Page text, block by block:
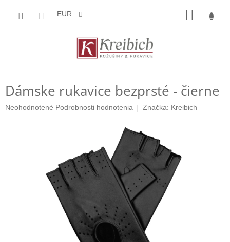
EUR
Dámske rukavice bezprsté - čierne
Priemerné
Neohodnotené Podrobnosti hodnotenia Značka: Kreibich